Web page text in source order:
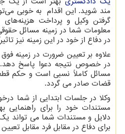
مند شوید. این اقدام به خوبی
گرفتن وکیل و پرداخت هزینه‌های
معلومات شما در زمینه مسائل
در دفاع از خود در این زمینه نیز
علاوه بر تعیین ضرورت در زمینه
در خصوص نتیجه دعوا پاسخ دهد.
مسائل کاملاً نسبی است و حکم
قضات صادر می گردد.
وکلا در جلسات ابتدایی از شما
مستندات خود را برای راهنمایی
دلایل و مستندات شما می تواند
برای دفاع در مقابل فرد مقابل